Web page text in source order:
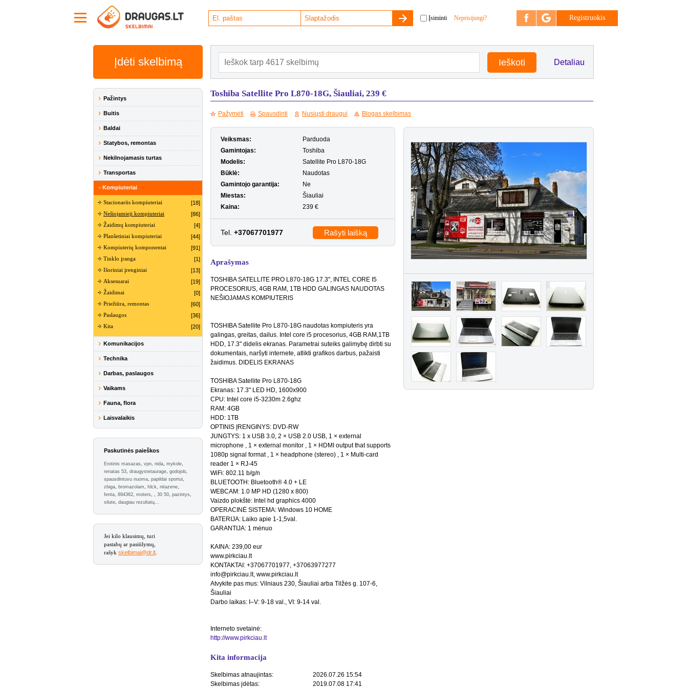
Įsiminti Neprisijungi? Registruokis
Įdėti skelbimą Detaliau
Pažintys
Buitis
Baldai
Statybos, remontas
Nekilnojamasis turtas
Transportas
Kompiuteriai
Stacionarūs kompiuteriai [18]
Nešiojamieji kompiuteriai [86]
Žaidimų kompiuteriai [4]
Planšetiniai kompiuteriai [44]
Kompiuterių komponentai [91]
Tinklo įranga [1]
Išoriniai įrenginiai [13]
Aksesuarai [19]
Žaidimai [0]
Priežiūra, remontas [60]
Paslaugos [36]
Kita [20]
Komunikacijos
Technika
Darbas, paslaugos
Vaikams
Fauna, flora
Laisvalaikis
Paskutinės paieškos
Erotinis masazas, vpn, nida, mykole,
renatas 53, draugystetaurage, godojob,
spausdintuvu nuoma, papildai sportui,
zbiga, bromazolam, fdck, nitazene,
fenta, 894362, moters, , 30 50, pazintys,
silute, daugiau rezultatų...
Jei kilo klausimų, turi
pastabų ar pasiūlymų,
rašyk skelbimai@dr.lt
Toshiba Satellite Pro L870-18G, Šiauliai, 239 €
Pažymėti Spausdinti Nusiųsti draugui Blogas skelbimas
Veiksmas:
Parduoda
Gamintojas:
Toshiba
Modelis:
Satellite Pro L870-18G
Būklė:
Naudotas
Gamintojo garantija:
Ne
Miestas:
Šiauliai
Kaina:
239 €
Tel. +37067701977 Rašyti laišką
Aprašymas
TOSHIBA SATELLITE PRO L870-18G 17.3", INTEL CORE I5
PROCESORIUS, 4GB RAM, 1TB HDD GALINGAS NAUDOTAS
NEŠIOJAMAS KOMPIUTERIS
TOSHIBA Satellite Pro L870-18G naudotas kompiuteris yra
galingas, greitas, dailus. Intel core i5 procesorius, 4GB RAM,1TB
HDD, 17.3" didelis ekranas. Parametrai suteiks galimybę dirbti su
dokumentais, naršyti internete, atlikti grafikos darbus, pažaisti
žaidimus. DIDELIS EKRANAS
TOSHIBA Satellite Pro L870-18G
Ekranas: 17.3" LED HD, 1600x900
CPU: Intel core i5-3230m 2.6ghz
RAM: 4GB
HDD: 1TB
OPTINIS ĮRENGINYS: DVD-RW
JUNGTYS: 1 x USB 3.0, 2 × USB 2.0 USB, 1 × external
microphone , 1 × external monitor , 1 × HDMI output that supports
1080p signal format , 1 × headphone (stereo) , 1 × Multi-card
reader 1 × RJ-45
WiFi: 802.11 b/g/n
BLUETOOTH: Bluetooth® 4.0 + LE
WEBCAM: 1.0 MP HD (1280 x 800)
Vaizdo plokštė: Intel hd graphics 4000
OPERACINĖ SISTEMA: Windows 10 HOME
BATERIJA: Laiko apie 1-1,5val.
GARANTIJA: 1 mėnuo
KAINA: 239,00 eur
www.pirkciau.lt
KONTAKTAI: +37067701977, +37063977277
info@pirkciau.lt, www.pirkciau.lt
Atvykite pas mus: Vilniaus 230, Šiauliai arba Tilžės g. 107-6,
Šiauliai
Darbo laikas: I–V: 9-18 val., VI: 9-14 val.
Interneto svetainė:
http://www.pirkciau.lt
Kita informacija
Skelbimas atnaujintas:
2026.07.26 15:54
Skelbimas įdėtas:
2019.07.08 17:41